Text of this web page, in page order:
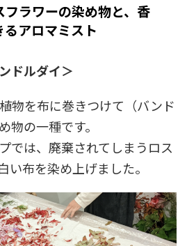
ラワーの染め物と、香
るアロマミスト
ドルダイ＞
物を布に巻きつけて（バンド
物の一種です。
では、廃棄されてしまうロス
い布を染め上げました。